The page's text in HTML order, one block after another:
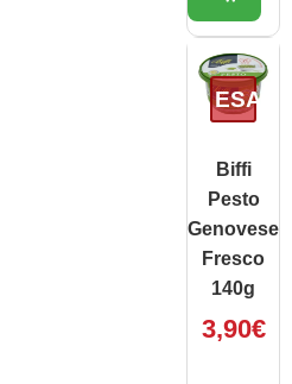
Biffi
Pesto
Genovese
Fresco
140g
3,90€